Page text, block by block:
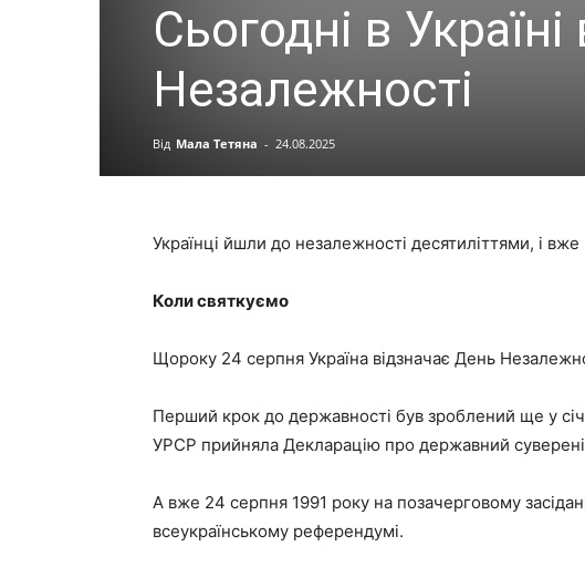
Сьогодні в
Незалежності
Від Мала Тетяна - 24.08.2025
Українці йшли до незалежності десятиліттями, і
Коли святкуємо
Щороку 24 серпня Україна відзначає День
Перший крок до державності був зроблений ще у
УРСР прийняла Декларацію про державний
А вже 24 серпня 1991 року на позачерговому
всеукраїнському референдумі.